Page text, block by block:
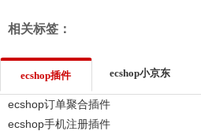
相关标签：
ecshop插件 ecshop小京东
ecshop订单聚合插件
ecshop手机注册插件